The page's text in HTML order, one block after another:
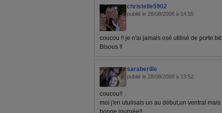
christelle5902
publié le 28/08/2008 à 14:55
coucou !! je n'ai jamais osé utilisé de porte
Bisous !!
saraberille
publié le 28/08/2008 à 13:52
coucou!!
moi j'en utulisais un au début,un ventral
bonne journée!!